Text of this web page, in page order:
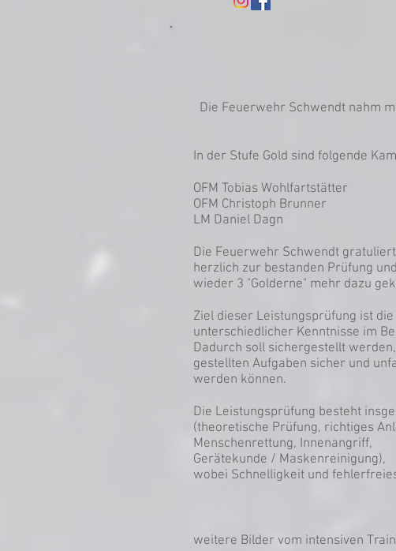
Die Feuerwehr Schwendt nahm
In der Stufe Gold sind folgende
OFM Tobias Wohlfartstätter
OFM Christoph Brunner
LM Daniel Dagn
Die Feuerwehr Schwendt
herzlich zur bestanden Prüfung
wieder 3 "Golderne" mehr dazu
Ziel dieser Leistungsprüfung ist
unterschiedlicher Kenntnisse im
Dadurch soll sichergestellt
gestellten Aufgaben sicher und
werden können.
Die Leistungsprüfung besteht
(theoretische Prüfung, richtiges
Menschenrettung, Innenangriff,
Gerätekunde / Maskenreinigung),
wobei Schnelligkeit und
weitere Bilder vom intensiven